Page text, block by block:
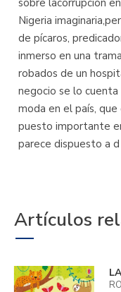
sobre lacorrupción
Nigeria
de pícaros,
inmerso en una
robados de un
negocio se lo
moda en el país,
puesto importante
parece dispuesto a d
Artículos